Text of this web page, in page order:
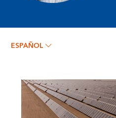
RICARDO
ESPAÑOL